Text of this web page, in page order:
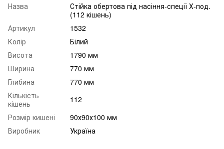
Назва
Стійка обертова під насіння-спеції Х-под.
(112 кішень)
Артикул
1532
Колір
Білий
Висота
1790 мм
Ширина
770 мм
Глибина
770 мм
Кількість
кішень
112
Розмір кишені
90х90х100 мм
Виробник
Україна